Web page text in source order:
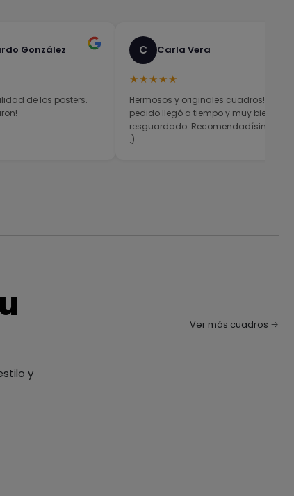
González
de los posters.
C Carla Vera
★★★★★
Hermosos y originales cuadros! El
pedido llegó a tiempo y muy bien
resguardado. Recomendadísimos
:)
y
Ver más cuadros